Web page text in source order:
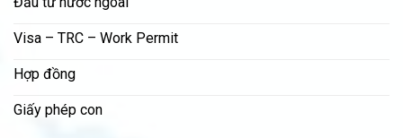
Visa – TRC – Work Permit
Hợp đồng
Giấy phép con